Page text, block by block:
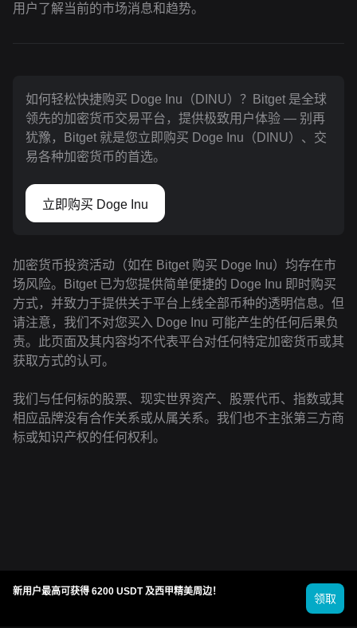
用户了解当前的市场消息和趋势。
如何轻松快捷购买 Doge Inu（DINU）？Bitget 是全球
领先的加密货币交易平台，提供极致用户体验 — 别再
犹豫，Bitget 就是您立即购买 Doge Inu（DINU）、交
易各种加密货币的首选。
立即购买 Doge Inu
加密货币投资活动（如在 Bitget 购买 Doge Inu）均存在市
场风险。Bitget 已为您提供简单便捷的 Doge Inu 即时购买
方式，并致力于提供关于平台上线全部币种的透明信息。但
请注意，我们不对您买入 Doge Inu 可能产生的任何后果负
责。此页面及其内容均不代表平台对任何特定加密货币或其
获取方式的认可。
我们与任何标的股票、现实世界资产、股票代币、指数或其
相应品牌没有合作关系或从属关系。我们也不主张第三方商
标或知识产权的任何权利。
新用户最高可获得 6200 USDT 及西甲精美周边！
领取